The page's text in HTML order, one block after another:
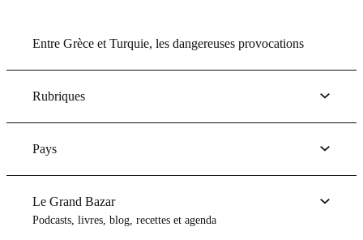
Entre Grèce et Turquie, les dangereuses provocations
Rubriques
Pays
Le Grand Bazar
Podcasts, livres, blog, recettes et agenda